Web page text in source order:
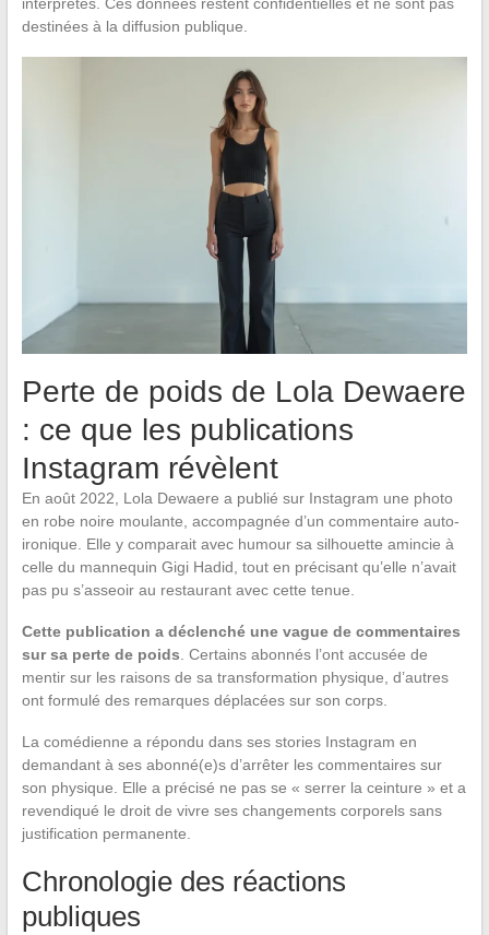
destinées à la diffusion publique.
Perte de poids de Lola Dewaere
: ce que les publications
Instagram révèlent
En août 2022, Lola Dewaere a publié sur Instagram une photo
en robe noire moulante, accompagnée d’un commentaire auto-
ironique. Elle y comparait avec humour sa silhouette amincie à
celle du mannequin Gigi Hadid, tout en précisant qu’elle n’avait
pas pu s’asseoir au restaurant avec cette tenue.
Cette publication a déclenché une vague de commentaires
sur sa perte de poids. Certains abonnés l’ont accusée de
mentir sur les raisons de sa transformation physique, d’autres
ont formulé des remarques déplacées sur son corps.
La comédienne a répondu dans ses stories Instagram en
demandant à ses abonné(e)s d’arrêter les commentaires sur
son physique. Elle a précisé ne pas se « serrer la ceinture » et a
revendiqué le droit de vivre ses changements corporels sans
justification permanente.
Chronologie des réactions
publiques